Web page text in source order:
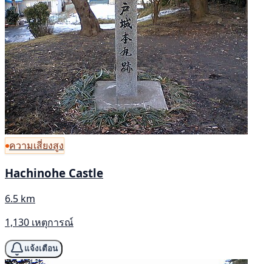
ความเสี่ยงสูง
Hachinohe Castle
6.5 km
1,130 เหตุการณ์
แจ้งเตือน